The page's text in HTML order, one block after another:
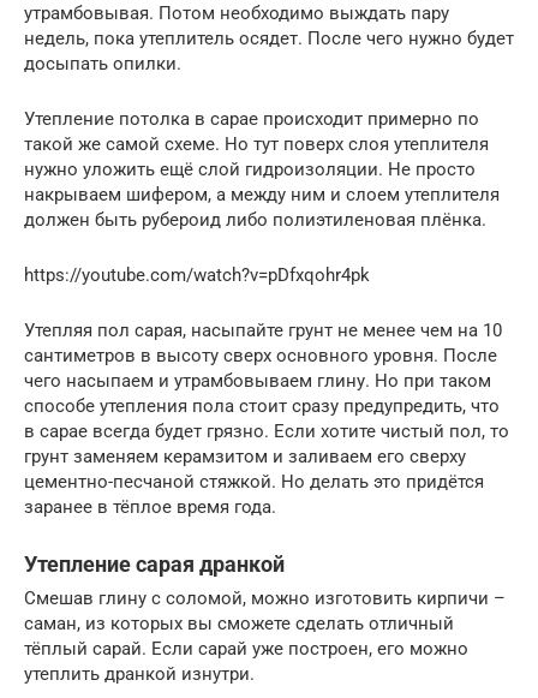
утрамбовывая. Потом необходимо выждать пару
недель, пока утеплитель осядет. После чего нужно будет
досыпать опилки.
Утепление потолка в сарае происходит примерно по
такой же самой схеме. Но тут поверх слоя утеплителя
нужно уложить ещё слой гидроизоляции. Не просто
накрываем шифером, а между ним и слоем утеплителя
должен быть рубероид либо полиэтиленовая плёнка.
https://youtube.com/watch?v=pDfxqohr4pk
Утепляя пол сарая, насыпайте грунт не менее чем на 10
сантиметров в высоту сверх основного уровня. После
чего насыпаем и утрамбовываем глину. Но при таком
способе утепления пола стоит сразу предупредить, что
в сарае всегда будет грязно. Если хотите чистый пол, то
грунт заменяем керамзитом и заливаем его сверху
цементно-песчаной стяжкой. Но делать это придётся
заранее в тёплое время года.
Утепление сарая дранкой
Смешав глину с соломой, можно изготовить кирпичи –
саман, из которых вы сможете сделать отличный
тёплый сарай. Если сарай уже построен, его можно
утеплить дранкой изнутри.